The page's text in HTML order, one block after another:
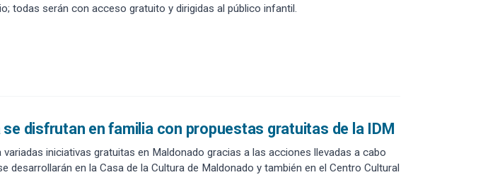
todas serán con acceso gratuito y dirigidas al público infantil.
disfrutan en familia con propuestas gratuitas de la IDM
iniciativas gratuitas en Maldonado gracias a las acciones llevadas a cabo
desarrollarán en la Casa de la Cultura de Maldonado y también en el Centro Cultural